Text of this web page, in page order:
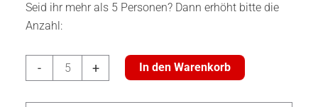
Seid ihr mehr als 5 Personen? Dann erhöht bitte die
Anzahl:
-
Trail
Steyr:
+ In den Warenkorb